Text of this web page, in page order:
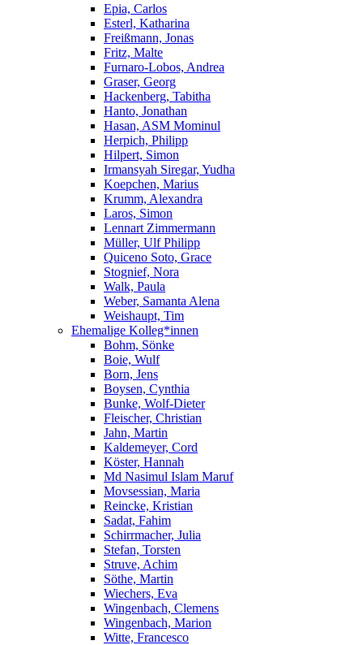
Epia, Carlos
Esterl, Katharina
Freißmann, Jonas
Fritz, Malte
Furnaro-Lobos, Andrea
Graser, Georg
Hackenberg, Tabitha
Hanto, Jonathan
Hasan, ASM Mominul
Herpich, Philipp
Hilpert, Simon
Irmansyah Siregar, Yudha
Koepchen, Marius
Krumm, Alexandra
Laros, Simon
Lennart Zimmermann
Müller, Ulf Philipp
Quiceno Soto, Grace
Stognief, Nora
Walk, Paula
Weber, Samanta Alena
Weishaupt, Tim
Ehemalige Kolleg*innen
Bohm, Sönke
Boie, Wulf
Born, Jens
Boysen, Cynthia
Bunke, Wolf-Dieter
Fleischer, Christian
Jahn, Martin
Kaldemeyer, Cord
Köster, Hannah
Md Nasimul Islam Maruf
Movsessian, Maria
Reincke, Kristian
Sadat, Fahim
Schirrmacher, Julia
Stefan, Torsten
Struve, Achim
Söthe, Martin
Wiechers, Eva
Wingenbach, Clemens
Wingenbach, Marion
Witte, Francesco